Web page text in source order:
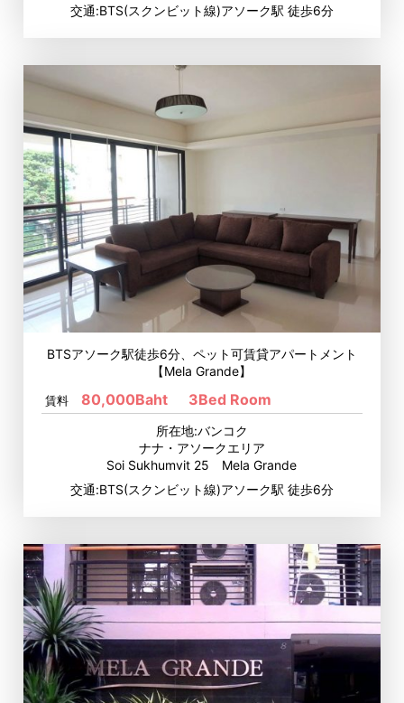
交通:BTS(スクンビット線)アソーク駅 徒歩6分
BTSアソーク駅徒歩6分、ペット可賃貸アパートメント
【Mela Grande】
賃料 80,000Baht 3Bed Room
所在地:バンコク
ナナ・アソークエリア
Soi Sukhumvit 25 Mela Grande
交通:BTS(スクンビット線)アソーク駅 徒歩6分